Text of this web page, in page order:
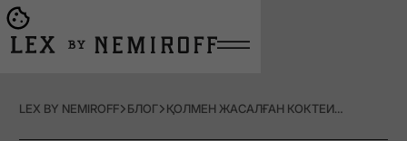
Go to main page
LEX BY NEMIROFF БЛОГ ҚОЛМЕН ЖАСАЛҒАН КОКТЕЙЛЬДЕР: ҚАРАПАЙЫМ СИРОП ЖАСАУ